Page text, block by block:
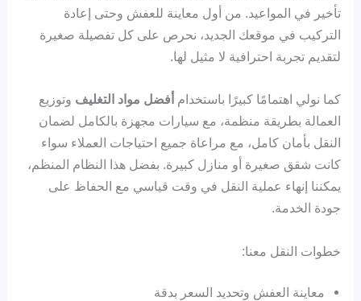
تأخير في المواعيد. من أول معاينة للعفش وحتى إعادة
التركيب في موقعك الجديد، نحرص على كل تفصيلة صغيرة
لتقديم تجربة احترافية لا مثيل لها.
كما نولي اهتمامًا كبيرًا باستخدام أفضل مواد التغليف وتوزيع
العمالة بطريقة منظمة، مع سيارات مجهزة بالكامل لضمان
النقل بأمان كامل، مع مراعاة جميع احتياجات العملاء سواء
كانت شقق صغيرة أو منازل كبيرة. بفضل هذا النظام المنظم،
يمكننا إنهاء عملية النقل في وقت قياسي مع الحفاظ على
جودة الخدمة.
خطوات النقل معنا:
معاينة العفش وتحديد السعر بدقة